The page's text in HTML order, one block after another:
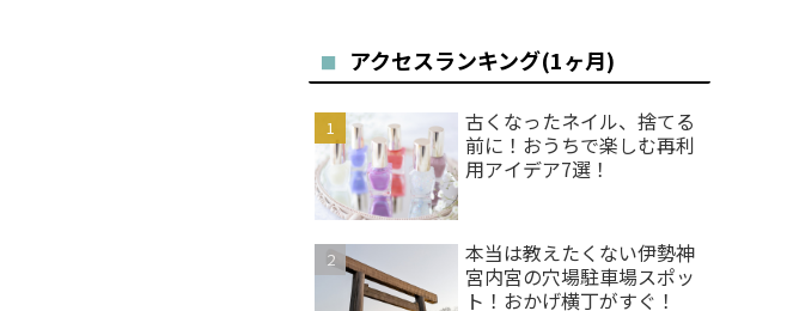
アクセスランキング(1ヶ月)
古くなったネイル、捨てる
前に！おうちで楽しむ再利
用アイデア7選！
本当は教えたくない伊勢神
宮内宮の穴場駐車場スポッ
ト！おかげ横丁がすぐ！